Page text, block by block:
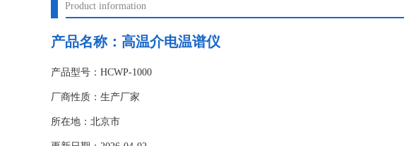
Product information
产品名称： 高温介电温谱仪
产品型号：HCWP-1000
厂商性质：生产厂家
所在地：北京市